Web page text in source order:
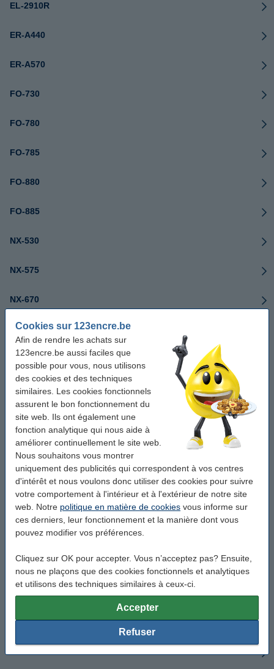
Cookies sur 123encre.be
Afin de rendre les achats sur
123encre.be aussi faciles que
possible pour vous, nous utilisons
des cookies et des techniques
similaires. Les cookies fonctionnels
assurent le bon fonctionnement du
site web. Ils ont également une
fonction analytique qui nous aide à
améliorer continuellement le site web.
Nous souhaitons vous montrer
uniquement des publicités qui correspondent à vos centres
d'intérêt et nous voulons donc utiliser des cookies pour suivre
votre comportement à l'intérieur et à l'extérieur de notre site
web. Notre politique en matière de cookies vous informe sur
ces derniers, leur fonctionnement et la manière dont vous
pouvez modifier vos préférences.
Cliquez sur OK pour accepter. Vous n’acceptez pas? Ensuite,
nous ne plaçons que des cookies fonctionnels et analytiques
et utilisons des techniques similaires à ceux-ci.
Accepter
Refuser
EL-2910R
ER-A440
ER-A570
FO-730
FO-780
FO-785
FO-880
FO-885
NX-530
NX-575
NX-670
NX-675
UX-A450
UX-A460
UX-P110
UX-P400
UX-P710
UX-P760
XE-A 101
XE-A 102
XE-A 120